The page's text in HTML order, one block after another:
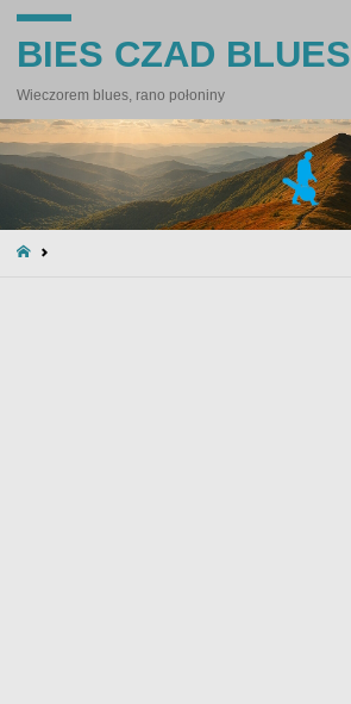
BIES CZAD BLUES
Wieczorem blues, rano połoniny
STRONA